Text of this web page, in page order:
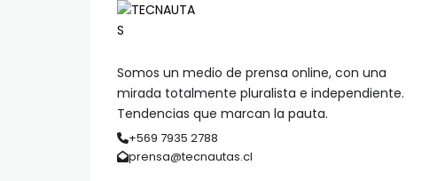
Somos un medio de prensa online, con una
mirada totalmente pluralista e independiente.
Tendencias que marcan la pauta.
+569 7935 2788
prensa@tecnautas.cl